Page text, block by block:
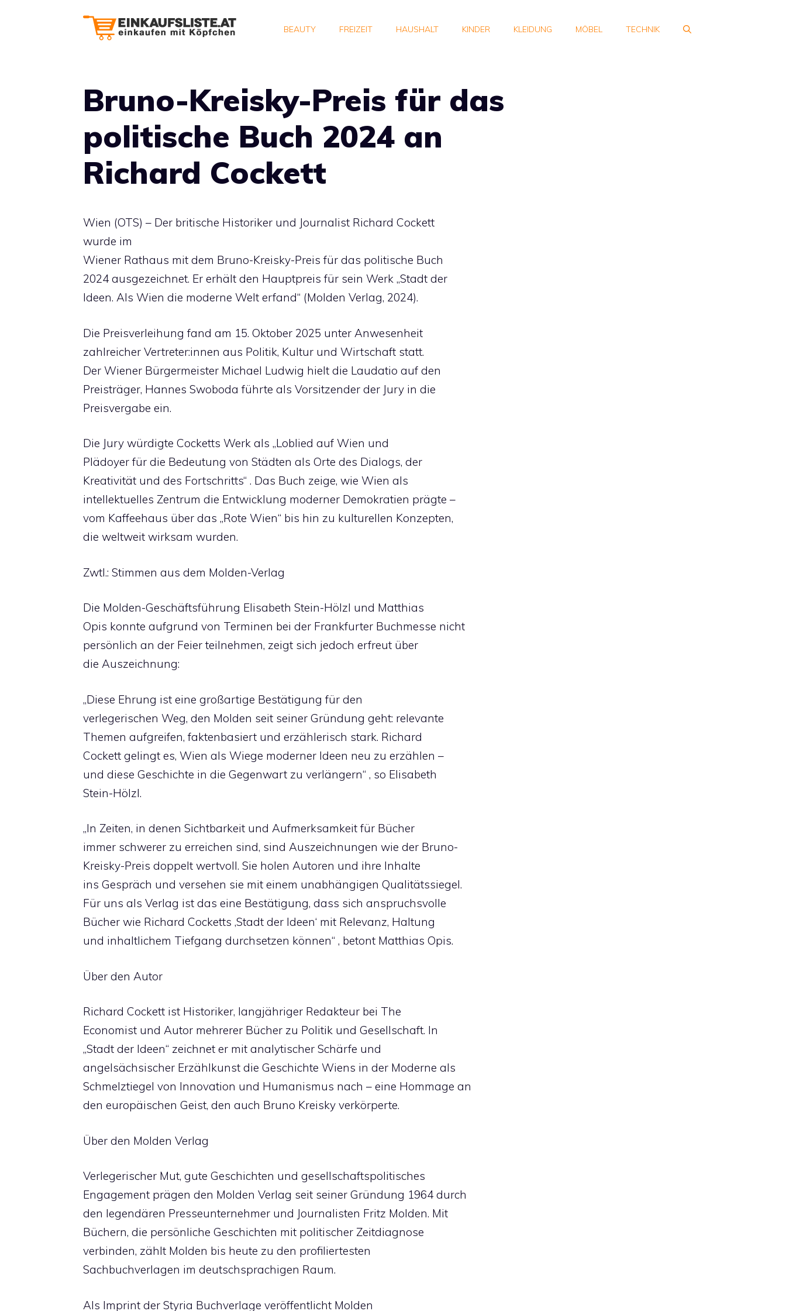
BEAUTY FREIZEIT HAUSHALT KINDER KLEIDUNG MÖBEL TECHNIK
Bruno-Kreisky-Preis für das
politische Buch 2024 an
Richard Cockett
Wien (OTS) – Der britische Historiker und Journalist Richard Cockett
wurde im
Wiener Rathaus mit dem Bruno-Kreisky-Preis für das politische Buch
2024 ausgezeichnet. Er erhält den Hauptpreis für sein Werk „Stadt der
Ideen. Als Wien die moderne Welt erfand“ (Molden Verlag, 2024).
Die Preisverleihung fand am 15. Oktober 2025 unter Anwesenheit
zahlreicher Vertreter:innen aus Politik, Kultur und Wirtschaft statt.
Der Wiener Bürgermeister Michael Ludwig hielt die Laudatio auf den
Preisträger, Hannes Swoboda führte als Vorsitzender der Jury in die
Preisvergabe ein.
Die Jury würdigte Cocketts Werk als „Loblied auf Wien und
Plädoyer für die Bedeutung von Städten als Orte des Dialogs, der
Kreativität und des Fortschritts“ . Das Buch zeige, wie Wien als
intellektuelles Zentrum die Entwicklung moderner Demokratien prägte –
vom Kaffeehaus über das „Rote Wien“ bis hin zu kulturellen Konzepten,
die weltweit wirksam wurden.
Zwtl.: Stimmen aus dem Molden-Verlag
Die Molden-Geschäftsführung Elisabeth Stein-Hölzl und Matthias
Opis konnte aufgrund von Terminen bei der Frankfurter Buchmesse nicht
persönlich an der Feier teilnehmen, zeigt sich jedoch erfreut über
die Auszeichnung:
„Diese Ehrung ist eine großartige Bestätigung für den
verlegerischen Weg, den Molden seit seiner Gründung geht: relevante
Themen aufgreifen, faktenbasiert und erzählerisch stark. Richard
Cockett gelingt es, Wien als Wiege moderner Ideen neu zu erzählen –
und diese Geschichte in die Gegenwart zu verlängern“ , so Elisabeth
Stein-Hölzl.
„In Zeiten, in denen Sichtbarkeit und Aufmerksamkeit für Bücher
immer schwerer zu erreichen sind, sind Auszeichnungen wie der Bruno-
Kreisky-Preis doppelt wertvoll. Sie holen Autoren und ihre Inhalte
ins Gespräch und versehen sie mit einem unabhängigen Qualitätssiegel.
Für uns als Verlag ist das eine Bestätigung, dass sich anspruchsvolle
Bücher wie Richard Cocketts ‚Stadt der Ideen‘ mit Relevanz, Haltung
und inhaltlichem Tiefgang durchsetzen können“ , betont Matthias Opis.
Über den Autor
Richard Cockett ist Historiker, langjähriger Redakteur bei The
Economist und Autor mehrerer Bücher zu Politik und Gesellschaft. In
„Stadt der Ideen“ zeichnet er mit analytischer Schärfe und
angelsächsischer Erzählkunst die Geschichte Wiens in der Moderne als
Schmelztiegel von Innovation und Humanismus nach – eine Hommage an
den europäischen Geist, den auch Bruno Kreisky verkörperte.
Über den Molden Verlag
Verlegerischer Mut, gute Geschichten und gesellschaftspolitisches
Engagement prägen den Molden Verlag seit seiner Gründung 1964 durch
den legendären Presseunternehmer und Journalisten Fritz Molden. Mit
Büchern, die persönliche Geschichten mit politischer Zeitdiagnose
verbinden, zählt Molden bis heute zu den profiliertesten
Sachbuchverlagen im deutschsprachigen Raum.
Als Imprint der Styria Buchverlage veröffentlicht Molden